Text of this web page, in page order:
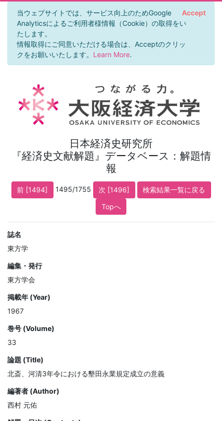
当ウェブサイトでは、サービス向上のためGoogle
Analyticsによるご利用者様情報（Cookie）の取得をい
たします。
情報取得にご同意いただける場合は、Acceptのクリッ
クをお願いいたします。 Learn More.
Accept
日本経済史研究所
『経済史文献解題』データベース：解題情
報
前 [1494] 1495/1755 次 [1496]
検索結果一覧に戻る
Topへ
誌名
東方学
編集・発行
東方学会
掲載年 (Year)
1967
巻号 (Volume)
33
論題 (Title)
北斎、河清3年令における墾田永業規定成立の意義
編著者 (Author)
西村 元佑